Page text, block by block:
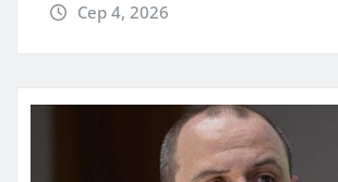
Сер 4, 2026